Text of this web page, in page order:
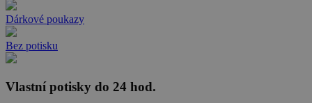
Dárkové poukazy
Bez potisku
Vlastní potisky do 24 hod.